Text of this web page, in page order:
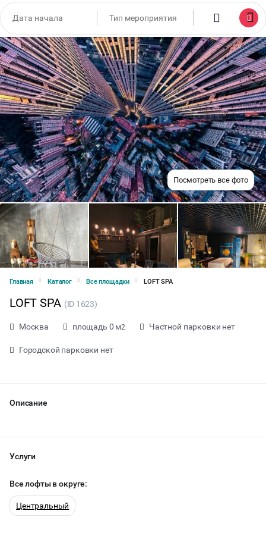
Посмотреть все фото
Главная Каталог Все площадки LOFT SPA
LOFT SPA (ID 1623)
Москва площадь 0 м2 Частной парковки нет
Городской парковки нет
Описание
Услуги
от 2000 ₽ за час
Все лофты в округе:
Центральный